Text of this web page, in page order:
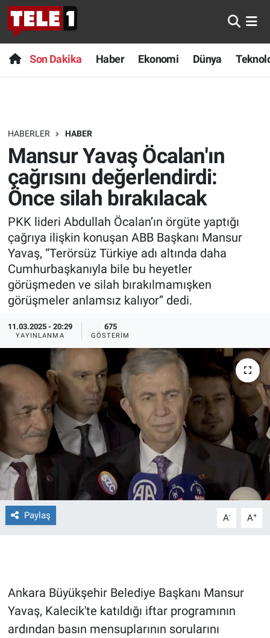
Son Dakika Haber Ekonomi Dünya
HABERLER HABER
Mansur Yavaş Öcalan'ın
çağrısını değerlendirdi:
Önce silah bırakılacak
PKK lideri Abdullah Öcalan’ın örgüte yaptığı
çağrıya ilişkin konuşan ABB Başkanı Mansur
Yavaş, “Terörsüz Türkiye adı altında daha
Cumhurbaşkanıyla bile bu heyetler
görüşmeden ve silah bırakılmamışken
görüşmeler anlamsız kalıyor” dedi.
11.03.2025 - 20:29
YAYINLANMA
675
GÖSTERIM
Paylaş A- A+
Ankara Büyükşehir Belediye Başkanı Mansur
Yavaş, Kalecik'te katıldığı iftar programının
ardından basın mensuplarının sorularını
Anında Manşet
Başka Sohbetler
Bilim turu
Bilim ve Teknoloji Evreni
Doğa Konuşuyor
Dünya
Ege Saati
Ege'den Esintiler
Eğitim
Eğlence
Ekonomi
Forum
Gerçeğin İzinde
Gün Başlıyor
Gün Bitiyor
Günün görüntüsü
Haber
Son Dakika
Haber
Dünya
Teknoloji
Sağlık
Spor
Yayın Akışı
İletişim
Nöbetçi Eczaneler
Hava Durumu
Trafik Durumu
Süper Lig Puan Durumu ve Fikstür
Tüm Manşetler
Son Dakika Haberleri
Haber Arşivi